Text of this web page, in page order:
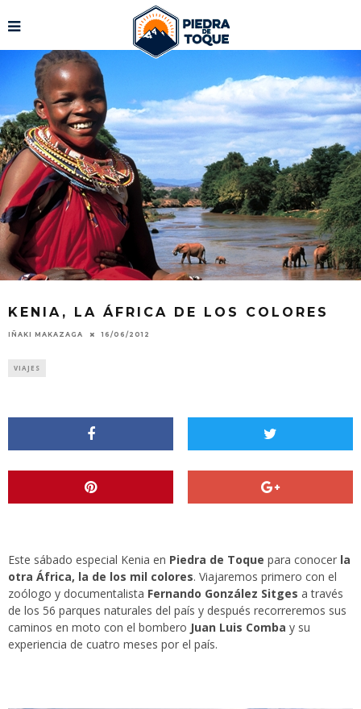
KENIA, LA ÁFRICA DE LOS COLORES
IÑAKI MAKAZAGA 16/06/2012
VIAJES
Este sábado especial Kenia en Piedra de Toque para conocer la
otra África, la de los mil colores. Viajaremos primero con el
zoólogo y documentalista Fernando González Sitges a través
de los 56 parques naturales del país y después recorreremos sus
caminos en moto con el bombero Juan Luis Comba y su
experiencia de cuatro meses por el país.